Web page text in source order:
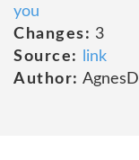
you
Changes: 3
Source:
link
Author: